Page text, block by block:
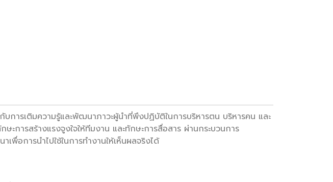
ารเติมความรู้และพัฒนาภาวะผู้นำที่พึงปฏิบัติในการบริหารตน บริหารคน และ
การสร้างแรงจูงใจให้ทีมงาน และทักษะการสื่อสาร ผ่านกระบวนการ
อการนำไปใช้ในการทำงานให้เห็นผลจริงได้